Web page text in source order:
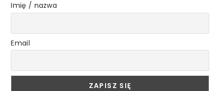
Imię / nazwa
Email